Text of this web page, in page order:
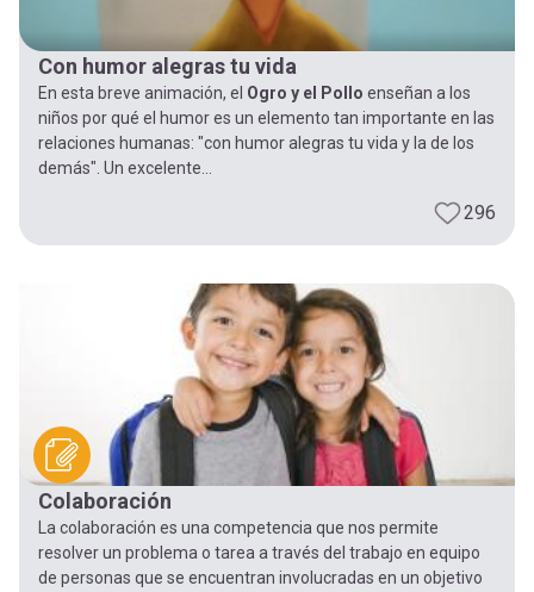
Con humor alegras tu vida
En esta breve animación, el Ogro y el Pollo enseñan a los
niños por qué el humor es un elemento tan importante en las
relaciones humanas: "con humor alegras tu vida y la de los
demás". Un excelente...
296
Colaboración
La colaboración es una competencia que nos permite
resolver un problema o tarea a través del trabajo en equipo
de personas que se encuentran involucradas en un objetivo